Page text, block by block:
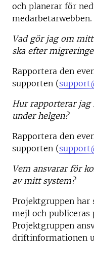
och planerar för
medarbetarwebben.
Vad gör jag om
ska efter
Rapportera den
supporten (
Hur rapporterar
under helgen?
Rapportera den
supporten (
Vem ansvarar för
av mitt system?
Projektgruppen
mejl och publiceras
Projektgruppen
driftinformationen